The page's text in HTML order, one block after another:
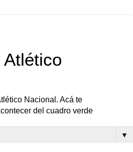
Nacional. Acá te
del cuadro verde
▼